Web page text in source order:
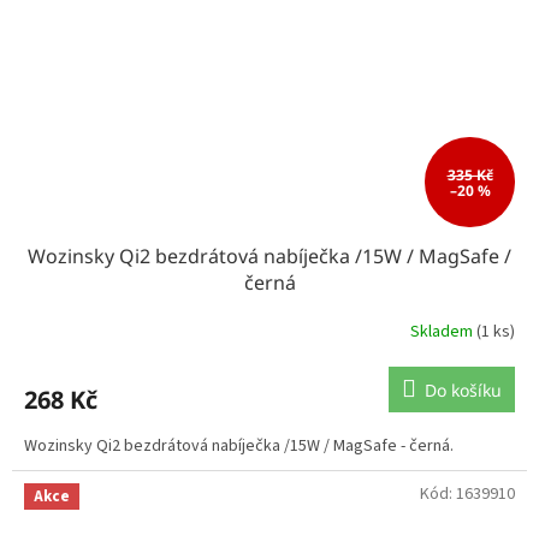
335 Kč
–20 %
Wozinsky Qi2 bezdrátová nabíječka /15W / MagSafe /
černá
Skladem (1 ks)
268 Kč Do košíku
Wozinsky Qi2 bezdrátová nabíječka /15W / MagSafe - černá.
Akce Kód: 1639910